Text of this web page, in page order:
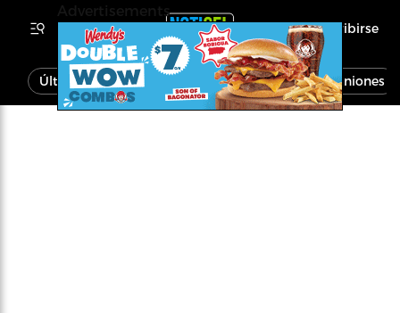
Inscribirse
Última Hora Noticias Economía Opiniones
Advertisements